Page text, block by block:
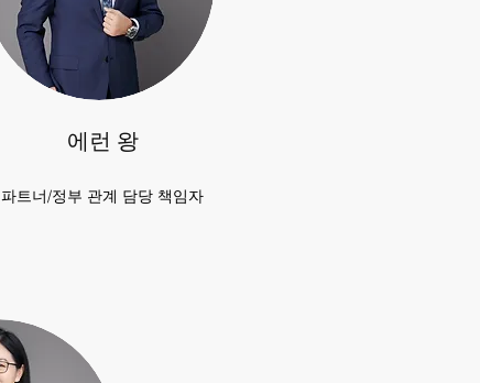
에런 왕
파트너/정부 관계 담당 책임자